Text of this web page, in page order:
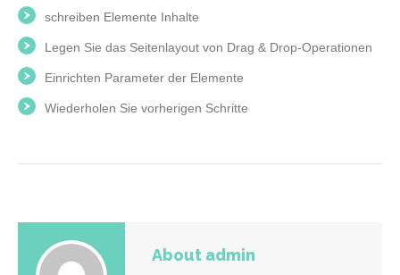
schreiben Elemente Inhalte
Legen Sie das Seitenlayout von Drag & Drop-Operationen
Einrichten Parameter der Elemente
Wiederholen Sie vorherigen Schritte
About admin